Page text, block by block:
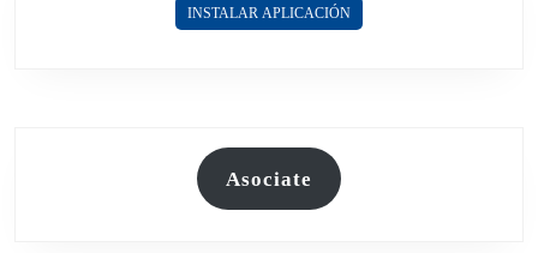
INSTALAR APLICACIÓN
Asociate